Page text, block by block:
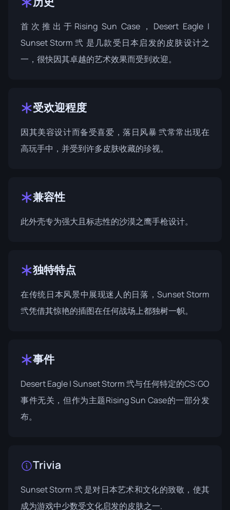
首次推出于 Rising Sun Case ，Desert Eagle |
Sunset Storm 弐 是几款受日本启发的皮肤设计之
一，很快因其卓越的艺术效果而受到欢迎。
受欢迎程度
因其美容设计而备受喜爱，落日风暴 弐常常出现在
高玩手中，并受到许多皮肤收藏的珍视。
兼容性
此外壳专为强大且标志性的沙漠之鹰手枪设计。
独特特点
在传统日本风景中展现迷人的日落，Sunset Storm
弐凭借其惊艳的插图在任何战场上都独树一帜。
事件
Desert Eagle | Sunset Storm 弐与任何特定的CS:GO
事件无关，但作为主题Rising Sun Case的一部分发
布。
Trivia
Sunset Storm 弐 是对日本艺术和文化的致敬，使其
成为游戏中少数受文化启发的皮肤之一.